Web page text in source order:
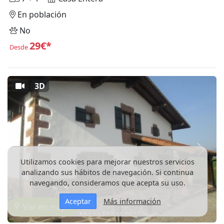
En población
No
Desde29€*
3D
Ver en mapa
Utilizamos cookies para mejorar nuestros servicios
analizando sus hábitos de navegación. Si continua
navegando, consideramos que acepta su uso.
Aceptar
Más información